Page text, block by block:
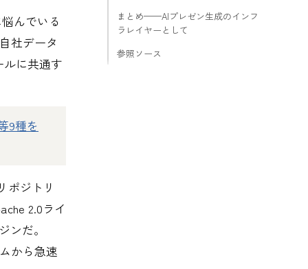
んでいる
社データ
に共通す
9種を
ポジトリ
2.0ライ
だ。
から急速
まとめ——AIプレゼン生成のインフ
ラレイヤーとして
参照ソース